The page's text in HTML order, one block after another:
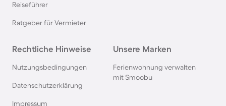
Reiseführer
Ratgeber für Vermieter
Rechtliche Hinweise
Nutzungsbedingungen
Datenschutzerklärung
Impressum
Unsere Marken
Ferienwohnung verwalten
mit Smoobu